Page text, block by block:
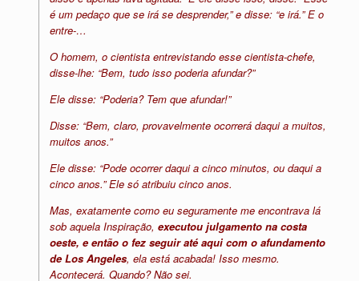
é um pedaço que se irá se desprender,” e disse: “e irá.” E o
entre-…
O homem, o cientista entrevistando esse cientista-chefe,
disse-lhe: “Bem, tudo isso poderia afundar?”
Ele disse: “Poderia? Tem que afundar!”
Disse: “Bem, claro, provavelmente ocorrerá daqui a muitos,
muitos anos.”
Ele disse: “Pode ocorrer daqui a cinco minutos, ou daqui a
cinco anos.” Ele só atribuiu cinco anos.
Mas, exatamente como eu seguramente me encontrava lá
sob aquela Inspiração, executou julgamento na costa
oeste, e então o fez seguir até aqui com o afundamento
de Los Angeles, ela está acabada! Isso mesmo.
Acontecerá. Quando? Não sei.